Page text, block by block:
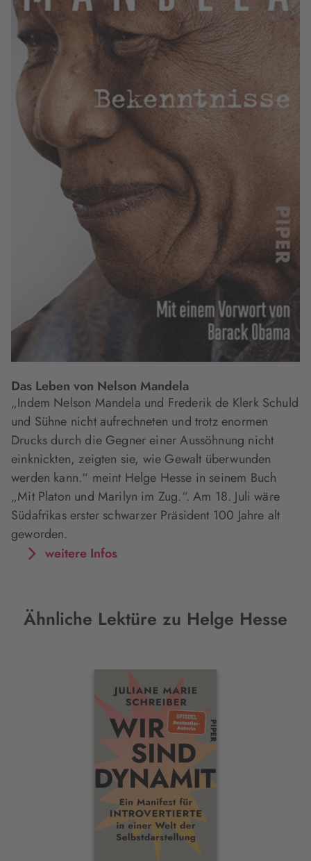
Das Leben von Nelson Mandela
„Indem Nelson Mandela und Frederik de Klerk Schuld
und Sühne nicht aufrechneten und trotz enormen
Drucks durch die Gegner einer Aussöhnung nicht
einknickten, zeigten sie, wie Gewalt überwunden
werden kann.“ meint Helge Hesse in seinem Buch
„Mit Platon und Marilyn im Zug.“. Am 18. Juli wäre
Südafrikas erster schwarzer Präsident 100 Jahre alt
geworden.
weitere Infos
Ähnliche Lektüre zu Helge Hesse